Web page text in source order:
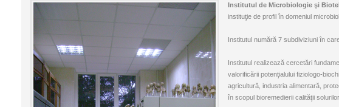
Institutul de Microbiologie şi
instituţie de profil în domeniul
Institutul numără 7 subdiviziuni în
Institutul realizează cercetări
valorificării potenţialului fiziologo-
agricultură, industria alimentară,
în scopul bioremedierii calităţii